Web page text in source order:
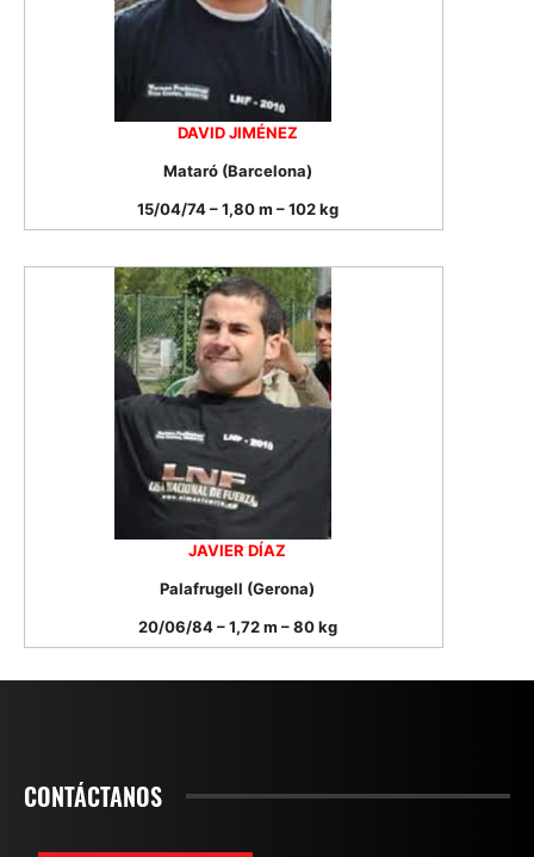
DAVID JIMÉNEZ
Mataró (Barcelona)
15/04/74 – 1,80 m – 102 kg
JAVIER DÍAZ
Palafrugell (Gerona)
20/06/84 – 1,72 m – 80 kg
CONTÁCTANOS